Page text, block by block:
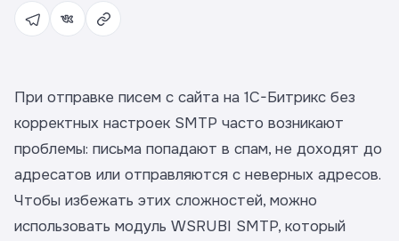
При отправке писем с сайта на 1C-Битрикс без
корректных настроек SMTP часто возникают
проблемы: письма попадают в спам, не доходят до
адресатов или отправляются с неверных адресов.
Чтобы избежать этих сложностей, можно
использовать модуль WSRUBI SMTP, который